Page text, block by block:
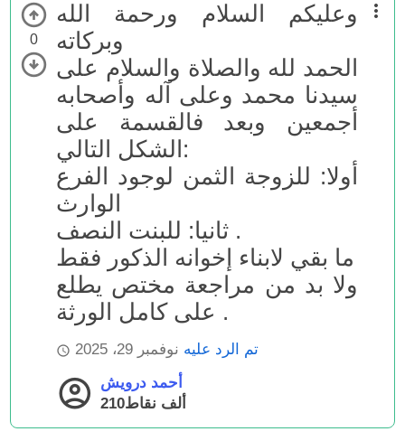
0
وعليكم السلام ورحمة الله
وبركاته
الحمد لله والصلاة والسلام على
سيدنا محمد وعلى آله وأصحابه
أجمعين وبعد فالقسمة على
الشكل التالي:
أولا: للزوجة الثمن لوجود الفرع
الوارث
ثانيا: للبنت النصف .
ما بقي لابناء إخوانه الذكور فقط
ولا بد من مراجعة مختص يطلع
على كامل الورثة .
تم الرد عليه نوفمبر 29، 2025
أحمد درويش
210ألف نقاط